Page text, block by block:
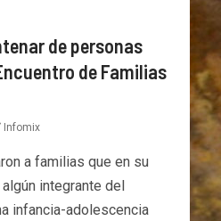
de personas
de Familias
Infomix
a familias que en su
integrante del
infancia-adolescencia